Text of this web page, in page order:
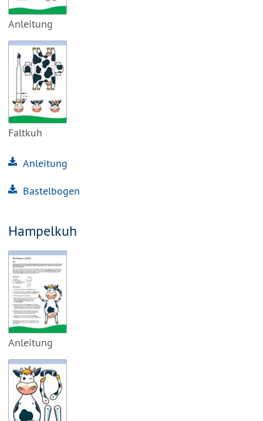
Anleitung
Faltkuh
Anleitung
Bastelbogen
Hampelkuh
Anleitung